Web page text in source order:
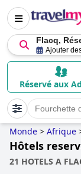
Flacq,
Ajouter
Réservé aux
Fourchette
Monde > Afrique
Hôtels
21 HOTELS A